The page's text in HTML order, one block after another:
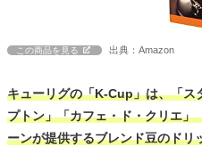
この商品を見る 出典：Amazon
キューリグの「K-Cup」は、「ス
プトン」「カフェ・ド・クリエ」
ーンが提供するブレンド豆のドリ